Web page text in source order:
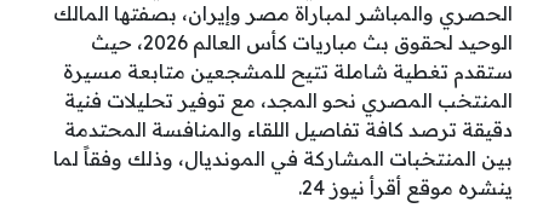
الحصري والمباشر لمباراة مصر وإيران، بصفتها المالك
الوحيد لحقوق بث مباريات كأس العالم 2026، حيث
ستقدم تغطية شاملة تتيح للمشجعين متابعة مسيرة
المنتخب المصري نحو المجد، مع توفير تحليلات فنية
دقيقة ترصد كافة تفاصيل اللقاء والمنافسة المحتدمة
بين المنتخبات المشاركة في المونديال، وذلك وفقاً لما
ينشره موقع أقرأ نيوز 24.